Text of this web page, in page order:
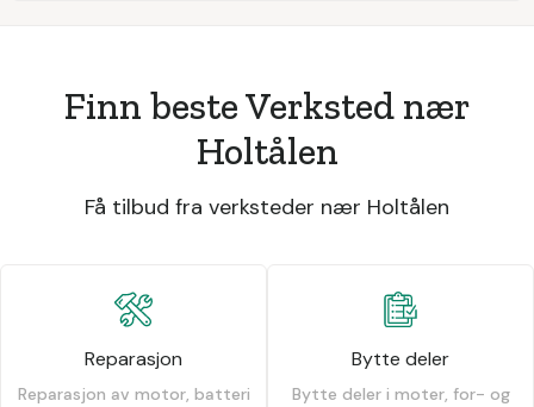
Finn beste Verksted nær
Holtålen
Få tilbud fra verksteder nær Holtålen
Reparasjon
Reparasjon av motor, batteri
Bytte deler
Bytte deler i moter, for- og